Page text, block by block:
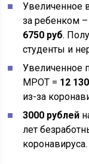
Увеличенное
за ребенком
6750 руб.
студенты и
Увеличенное
МРОТ = 12
из-за
3000 рублей
лет
коронавируса.